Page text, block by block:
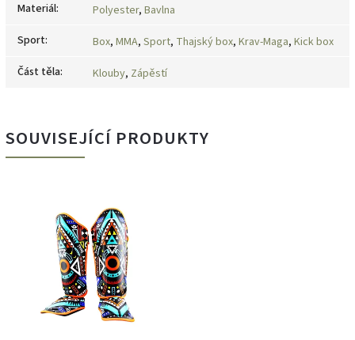
Materiál: Polyester, Bavlna
Sport: Box, MMA, Sport, Thajský box, Krav-Maga, Kick box
Část těla: Klouby, Zápěstí
SOUVISEJÍCÍ PRODUKTY